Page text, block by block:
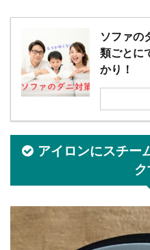
ソファの
類ごとに
かり！
アイロンにスチー
ク